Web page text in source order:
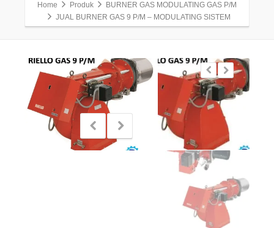
Home Produk
BURNER GAS MODULATING GAS P/M
JUAL BURNER GAS 9 P/M – MODULATING SISTEM